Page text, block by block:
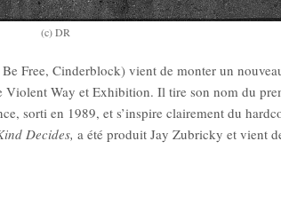
(c) DR
Free, Cinderblock) vient de monter un
Violent Way et Exhibition. Il tire son nom du
sorti en 1989, et s’inspire clairement du
Decides, a été produit Jay Zubricky et vient
€ 12,90€